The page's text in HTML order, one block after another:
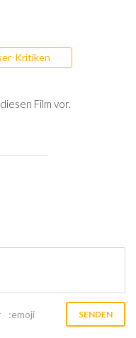
Kritiken
Film vor.
:emoji